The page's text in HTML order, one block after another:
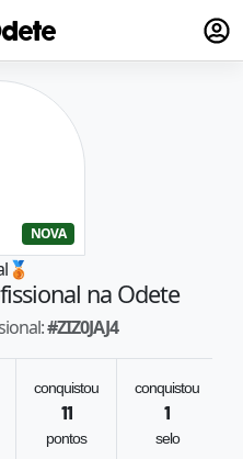
NOVA
🥉
na Odete
#ZIZ0JAJ4
conquistou
11
pontos
conquistou
1
selo